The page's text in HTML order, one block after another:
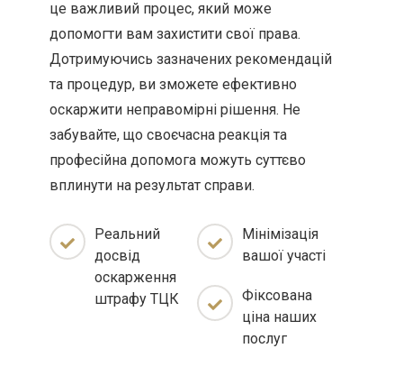
це важливий процес, який може
допомогти вам захистити свої права.
Дотримуючись зазначених рекомендацій
та процедур, ви зможете ефективно
оскаржити неправомірні рішення. Не
забувайте, що своєчасна реакція та
професійна допомога можуть суттєво
вплинути на результат справи.
Реальний
досвід
оскарження
штрафу ТЦК
Мінімізація
вашої участі
Фіксована
ціна наших
послуг